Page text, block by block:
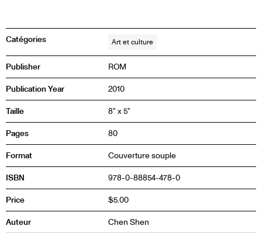
Catégories Art et culture
Publisher ROM
Publication Year 2010
Taille 8" x 5"
Pages 80
Format Couverture souple
ISBN 978-0-88854-478-0
Price $5.00
Auteur Chen Shen